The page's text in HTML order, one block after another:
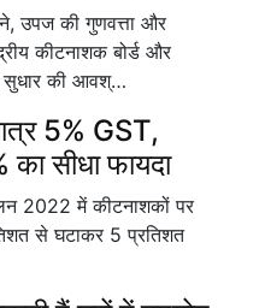
उपज की गुणवत्ता और
कीटनाशक बोर्ड और
सुधार की आवश्…
5% GST,
का सीधा फायदा
2022 में कीटनाशकों पर
से घटाकर 5 प्रतिशत